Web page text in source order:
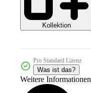
Kollektion
Pro Standard Lizenz
Was ist das?
Weitere Informationen